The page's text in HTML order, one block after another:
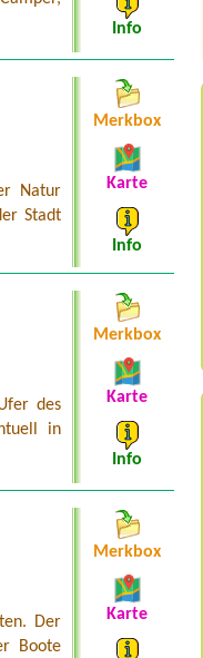
Info
Natur
Stadt
Merkbox
Karte
Info
des
in
Merkbox
Karte
Info
Der
Boote
Merkbox
Karte